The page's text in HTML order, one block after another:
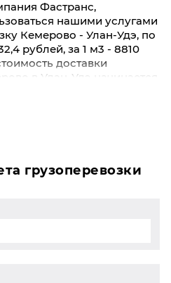
Фастранс,
нашими услугами
Кемерово - Улан-Удэ, по
рублей, за 1 м3 - 8810
доставки
в Улан-Удэ начинается
отправить свой груз
маршруту в Улан-Удэ
свяжитесь с нашим
грузоперевозки